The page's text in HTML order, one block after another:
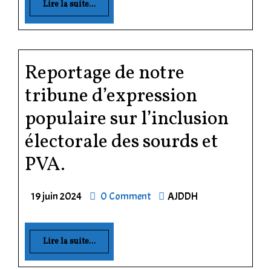
Lire la suite...
Reportage de notre
tribune d’expression
populaire sur l’inclusion
électorale des sourds et
PVA.
19 juin 2024 0 Comment AJDDH
Lire la suite...